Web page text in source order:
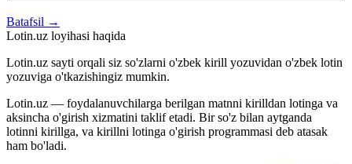
Batafsil →
Lotin.uz loyihasi haqida
Lotin.uz sayti orqali siz so'zlarni o'zbek kirill yozuvidan o'zbek lotin
yozuviga o'tkazishingiz mumkin.
Lotin.uz — foydalanuvchilarga berilgan matnni kirilldan lotinga va
aksincha o'girish xizmatini taklif etadi. Bir so'z bilan aytganda
lotinni kirillga, va kirillni lotinga o'girish programmasi deb atasak
ham bo'ladi.